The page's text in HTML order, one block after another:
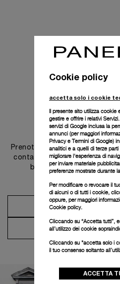
Prenota un appuntamento in
contatta il nostro concierge
beneficiare dei consigli
Prendi un
Contatta il
Cookie policy
accetta solo i cookie
Il presente sito utilizza cookie
gestire e offrire i relativi
servizi di Google inclusa la
annunci (per maggiori
Privacy e Termini di Google)
analitici e a quelli di terze
migliorare l'esperienza di
per inviare materiale
preferenze mostrate durante
Per modificare o revocare il
di alcuni o di tutti i cookie,
oppure, per maggiori
Cookie policy.
Cliccando su “Accetta tutti”,
all’utilizzo dei cookie
Cliccando su "accetta solo i
il tuo consenso soltanto
ACCETTA